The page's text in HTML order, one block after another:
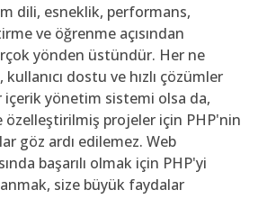
dili, esneklik, performans,
ve öğrenme açısından
yönden üstündür. Her ne
dostu ve hızlı çözümler
içerik yönetim sistemi olsa da,
özelleştirilmiş projeler için PHP'nin
göz ardı edilemez. Web
başarılı olmak için PHP'yi
size büyük faydalar